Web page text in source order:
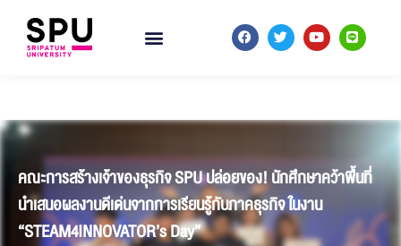
คณะการสร้างเจ้าของธุรกิจ SPU ปล่อยของ! นักศึกษาคว้าพื้นที่
นำเสนอผลงานดีเด่นจากการเรียนรู้กับภาคธุรกิจ ในงาน
“STEAM4INNOVATOR’s Day”